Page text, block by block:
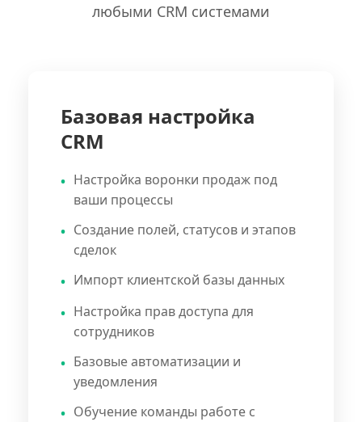
любыми CRM системами
Базовая настройка
CRM
Настройка воронки продаж под
ваши процессы
Создание полей, статусов и этапов
сделок
Импорт клиентской базы данных
Настройка прав доступа для
сотрудников
Базовые автоматизации и
уведомления
Обучение команды работе с